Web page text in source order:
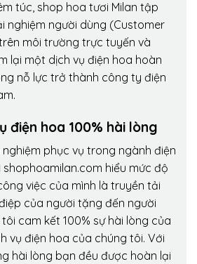
túc, shop hoa tươi Milan tập
nghiệm người dùng (Customer
môi trường trực tuyến và
lại một dịch vụ điện hoa hoàn
nỗ lực trở thành công ty điện
điện hoa 100% hài lòng
nghiệm phục vụ trong ngành điện
hiểu mức độ
việc của mình là truyền tải
của người tặng đến người
cam kết 100% sự hài lòng của
vụ điện hoa của chúng tôi. Với
hài lòng bạn đều được hoàn lại